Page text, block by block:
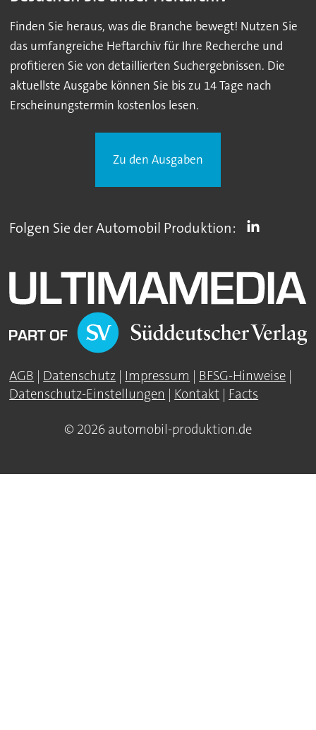
Finden Sie heraus, was die Branche bewegt! Nutzen Sie
das umfangreiche Heftarchiv für Ihre Recherche und
profitieren Sie von detaillierten Suchergebnissen. Die
aktuellste Ausgabe können Sie bis zu 14 Tage nach
Erscheinungstermin kostenlos lesen.
Zu den Ausgaben
Folgen Sie der Automobil Produktion:
AGB | Datenschutz | Impressum | BFSG-Hinweise |
Datenschutz-Einstellungen | Kontakt | Facts
© 2026 automobil-produktion.de